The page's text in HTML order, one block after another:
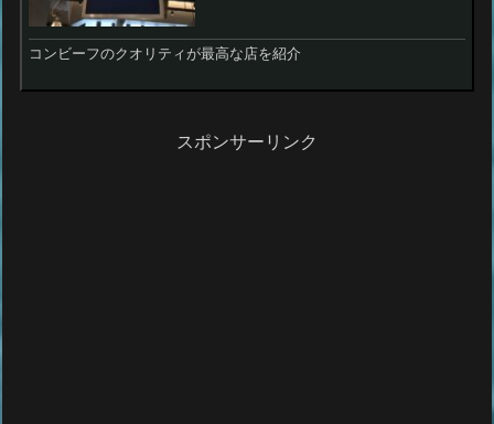
コンビーフのクオリティが最高な店を紹介
スポンサーリンク